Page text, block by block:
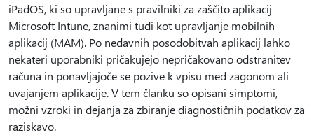
iPadOS, ki so upravljane s pravilniki za zaščito aplikacij
Microsoft Intune, znanimi tudi kot upravljanje mobilnih
aplikacij (MAM). Po nedavnih posodobitvah aplikacij lahko
nekateri uporabniki pričakujejo nepričakovano odstranitev
računa in ponavljajoče se pozive k vpisu med zagonom ali
uvajanjem aplikacije. V tem članku so opisani simptomi,
možni vzroki in dejanja za zbiranje diagnostičnih podatkov za
raziskavo.